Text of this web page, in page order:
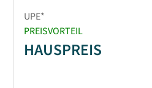
UPE*
PREISVORTEIL
HAUSPREIS